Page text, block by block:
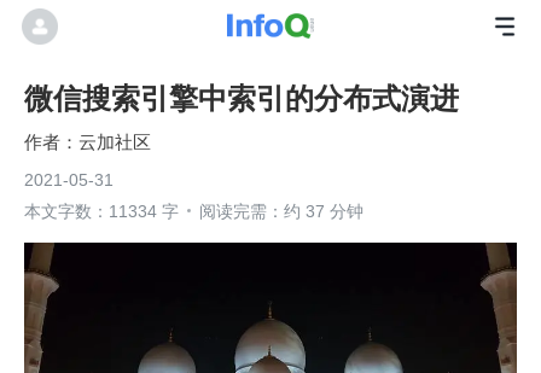
微信搜索引擎中索引的分布式演进
云加社区
2021-05-31
本文字数：11334 字
阅读完需：约 37 分钟